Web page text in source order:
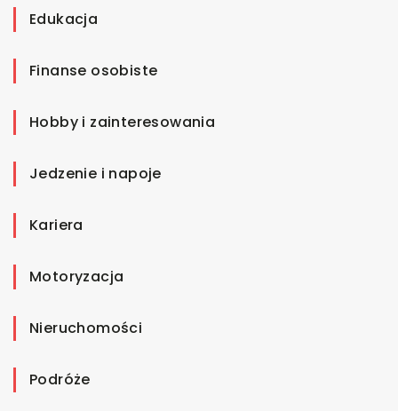
Edukacja
Finanse osobiste
Hobby i zainteresowania
Jedzenie i napoje
Kariera
Motoryzacja
Nieruchomości
Podróże